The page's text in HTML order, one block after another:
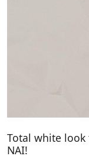
Total white look
ΝΑΙ!